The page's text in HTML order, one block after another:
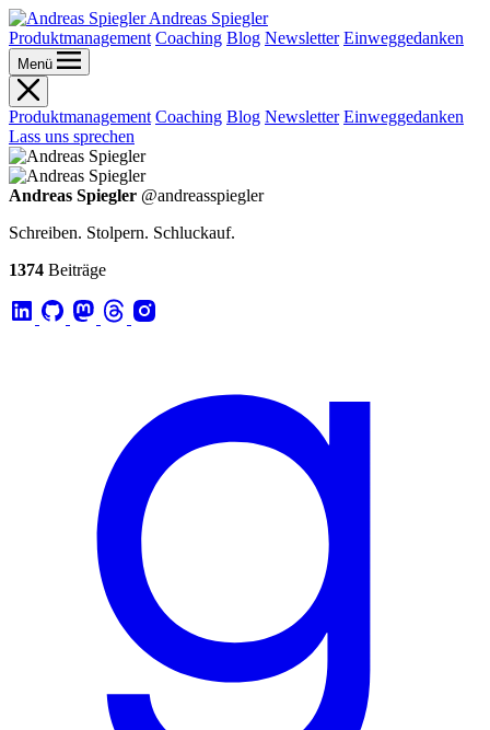
Andreas Spiegler
Produktmanagement Coaching Blog Newsletter Einweggedanken
Menü
Produktmanagement Coaching Blog Newsletter Einweggedanken
Lass uns sprechen
Andreas Spiegler @andreasspiegler
Schreiben. Stolpern. Schluckauf.
1374 Beiträge